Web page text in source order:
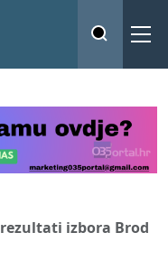
rezultati izbora Brod